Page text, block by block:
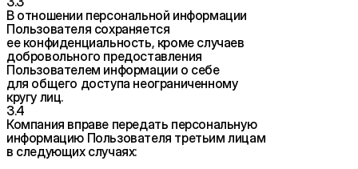
В отношении персональной информации
Пользователя сохраняется
ее конфиденциальность, кроме случаев
добровольного предоставления
Пользователем информации о себе
для общего доступа неограниченному
кругу лиц.
3.4
Компания вправе передать персональную
информацию Пользователя третьим лицам
в следующих случаях: